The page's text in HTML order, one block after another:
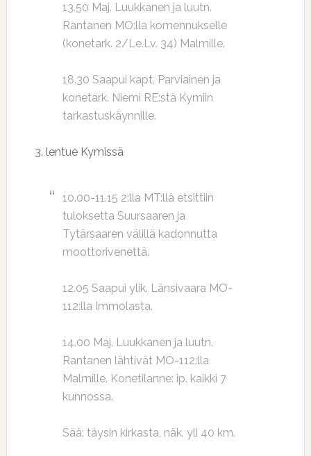
13.50 Maj. Luukkanen ja luutn.
Rantanen MO:lla komennukselle
(konetark. 2/Le.Lv. 34) Malmille.
18.30 Saapui kapt. Parviainen ja
konetark. Niemi RE:stä Kymiin
tarkastuskäynnille.
3. lentue Kymissä
10.00-11.15 2:lla MT:llä etsittiin
tuloksetta Suursaaren ja
Tytärsaaren välillä kadonnutta
moottorivenettä.
12.05 Saapui ylik. Länsivaara MO-
112:lla Immolasta.
14.00 Maj. Luukkanen ja luutn.
Rantanen lähtivät MO-112:lla
Malmille. Konetilanne: ip. kaikki 7
kunnossa.
Sää: täysin kirkasta, näk. yli 40 km.